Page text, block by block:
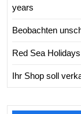
years
Beobachten
Red Sea
Ihr Shop soll